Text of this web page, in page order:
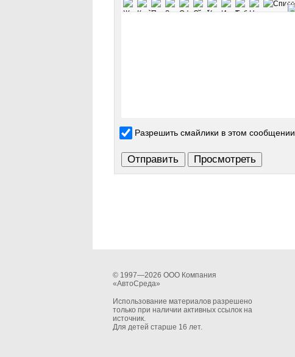
Разрешить смайлики в этом сообщении
© 1997—2026 ООО Компания
«АвтоСреда»
Использование материалов разрешено
только при наличии активных ссылок на
источник.
Для детей старше 16 лет.